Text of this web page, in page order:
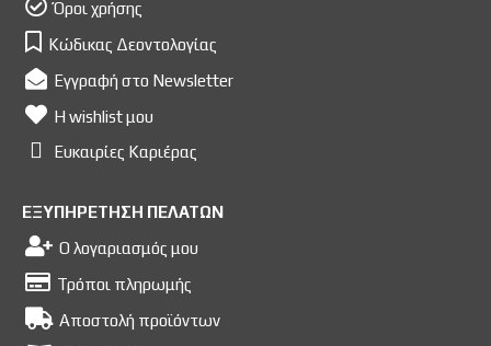
Όροι χρήσης
Κώδικας Δεοντολογίας
Εγγραφή στο Newsletter
Η wishlist μου
Ευκαιρίες Kαριέρας
ΕΞΥΠΗΡΕΤΗΣΗ ΠΕΛΑΤΩΝ
Ο λογαριασμός μου
Τρόποι πληρωμής
Αποστολή προϊόντων